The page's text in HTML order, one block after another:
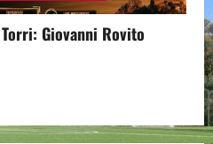
Giovanni Rovito